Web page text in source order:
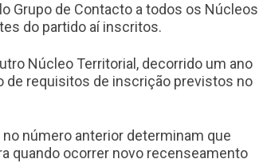
Grupo de Contacto a todos os Núcleos
do partido aí inscritos.
Núcleo Territorial, decorrido um ano
de requisitos de inscrição previstos no
número anterior determinam que
quando ocorrer novo recenseamento